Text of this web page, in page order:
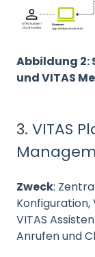
Abbildung 2:
und VITAS
3. VITAS
Zweck:
VITAS
Anrufen und